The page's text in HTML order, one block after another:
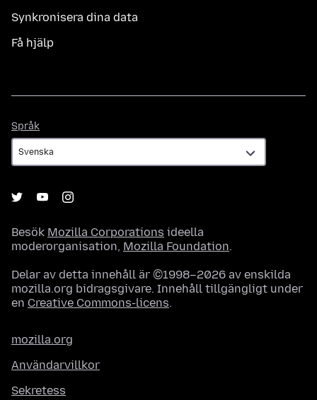
Synkronisera dina data
Få hjälp
Språk
Besök Mozilla Corporations ideella
moderorganisation, Mozilla Foundation.
Delar av detta innehåll är ©1998–2026 av enskilda
mozilla.org bidragsgivare. Innehåll tillgängligt under
en Creative Commons-licens.
mozilla.org
Användarvillkor
Sekretess